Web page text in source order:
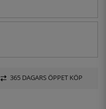
365 DAGARS ÖPPET KÖP